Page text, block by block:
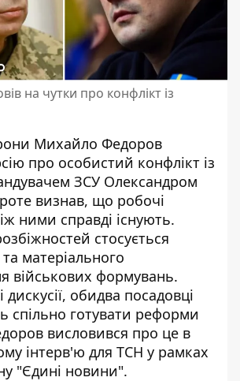
на чутки про конфлікт із
Михайло Федоров
про особистий конфлікт із
ЗСУ Олександром
визнав, що робочі
ними справді існують.
стосується
матеріального
військових формувань.
обидва посадовці
спільно готувати реформи
висловився про це в
інтерв'ю для ТСН у рамках
"Єдині новини".